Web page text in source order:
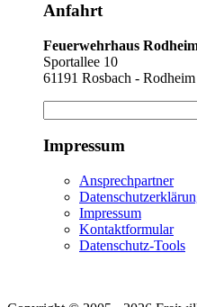
Anfahrt
Feuerwehrhaus
Sportallee 10
61191 Rosbach - Rodheim
nach:
Impressum
Ansprechpartner
Impressum
Kontaktformular
Datenschutz-Tools